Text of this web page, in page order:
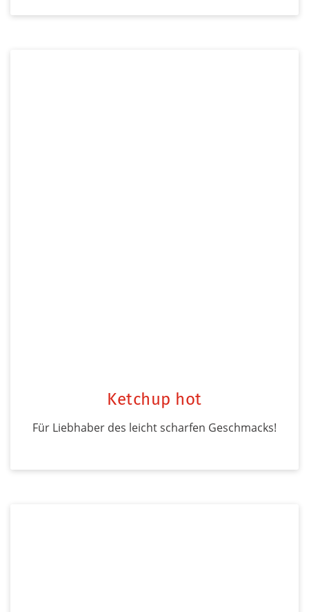
Ketchup hot
Für Liebhaber des leicht scharfen Geschmacks!